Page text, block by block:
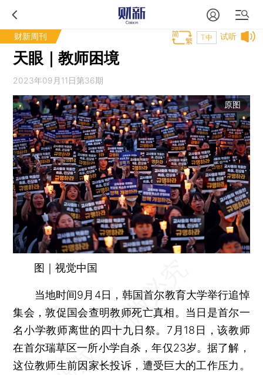
财新周刊 试听
T中
天眼｜教师困境
2023年09月11日第36期
原图
图｜视觉中国
当地时间9月4日，韩国首尔教育大学举行追悼
集会，敦促国会查明教师死亡真相。当日是首尔一
名小学教师离世的四十九日祭。7月18日，该教师
在首尔瑞草区一所小学自杀，年仅23岁。据了解，
这位教师生前因家长投诉，遭受巨大的工作压力。